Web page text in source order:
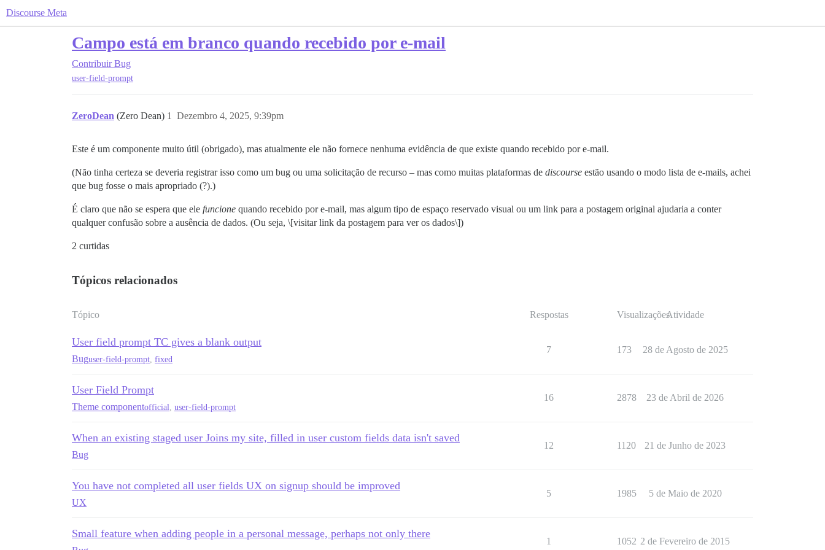
Discourse Meta
Campo está em branco quando recebido por e-mail
Contribuir Bug
user-field-prompt
ZeroDean (Zero Dean) Dezembro 4, 2025, 9:39pm
1
Este é um componente muito útil (obrigado), mas atualmente ele não fornece nenhuma evidência de que existe quando recebido por e-mail.
(Não tinha certeza se deveria registrar isso como um bug ou uma solicitação de recurso – mas como muitas plataformas de discourse estão usando o modo lista de e-mails, achei
que bug fosse o mais apropriado (?).)
É claro que não se espera que ele funcione quando recebido por e-mail, mas algum tipo de espaço reservado visual ou um link para a postagem original ajudaria a conter
qualquer confusão sobre a ausência de dados. (Ou seja, \[visitar link da postagem para ver os dados\])
2 curtidas
Tópicos relacionados
Tópico Respostas VisualizaçõesAtividade
User field prompt TC gives a blank output
Buguser-field-prompt fixed
7 173 28 de Agosto de 2025
User Field Prompt
Theme componentofficial user-field-prompt
16 2878 23 de Abril de 2026
When an existing staged user Joins my site, filled in user custom fields data isn't saved
Bug
12 1120 21 de Junho de 2023
You have not completed all user fields UX on signup should be improved
UX
5 1985 5 de Maio de 2020
Small feature when adding people in a personal message, perhaps not only there
1 1052 2 de Fevereiro de 2015